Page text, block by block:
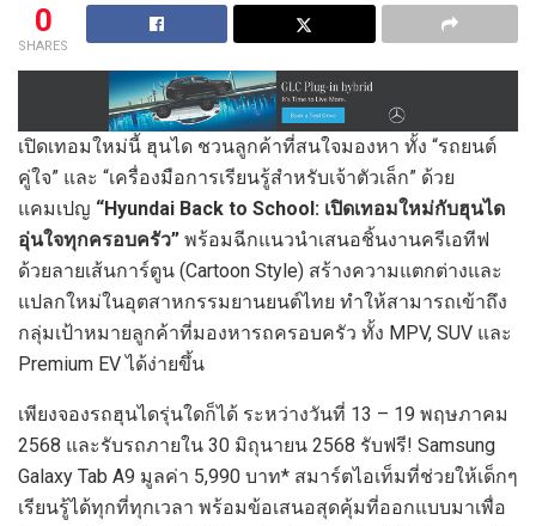
0
SHARES
เปิดเทอมใหม่นี้ ฮุนได ชวนลูกค้าที่สนใจมองหา ทั้ง “รถยนต์
คู่ใจ” และ “เครื่องมือการเรียนรู้สำหรับเจ้าตัวเล็ก” ด้วย
แคมเปญ “Hyundai Back to School: เปิดเทอมใหม่กับฮุนได
อุ่นใจทุกครอบครัว” พร้อมฉีกแนวนำเสนอชิ้นงานครีเอทีฟ
ด้วยลายเส้นการ์ตูน (Cartoon Style) สร้างความแตกต่างและ
แปลกใหม่ในอุตสาหกรรมยานยนต์ไทย ทำให้สามารถเข้าถึง
กลุ่มเป้าหมายลูกค้าที่มองหารถครอบครัว ทั้ง MPV, SUV และ
Premium EV ได้ง่ายขึ้น
เพียงจองรถฮุนไดรุ่นใดก็ได้ ระหว่างวันที่ 13 – 19 พฤษภาคม
2568 และรับรถภายใน 30 มิถุนายน 2568 รับฟรี! Samsung
Galaxy Tab A9 มูลค่า 5,990 บาท* สมาร์ตไอเท็มที่ช่วยให้เด็กๆ
เรียนรู้ได้ทุกที่ทุกเวลา พร้อมข้อเสนอสุดคุ้มที่ออกแบบมาเพื่อ